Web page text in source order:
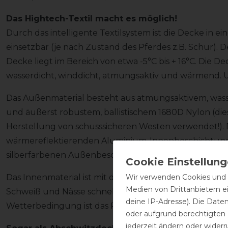
Das Hightech-Textil macht es möglich!
Durch das intelligente Textilsystem ist die Decke in
einsetzbar (je nach Zustand des Pferdes z.B. Schur).
Decke liegt im Bereich von etwa -5°C bis + 16°C. Die
wasserdicht, winddicht, atmungsaktiv und wärmend.
Das Außenmaterial besteht aus atmungsaktivem,
und äußerst robustem, ballistischem 1680D Nylon
Herstellung von schusssicheren Westen verwendet!).
wärmereflektierenden Aluminium-
silberfarbenen Außenbeschichtung ausgestattet.
Das Innenmaterial ist mit dem Bucas "Stay Dry"
Schweiß und Nässe schnell nach außen und hält
Wetterbedingung ist das Pferd von einem
Wir verwenden Cookies
Medien von Drittanbietern
deine IP-Adresse). Die
oder aufgrund berechtigten
jederzeit ändern oder